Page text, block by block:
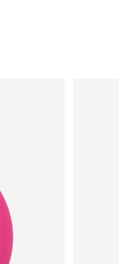
预计送达日期
预计送达日期